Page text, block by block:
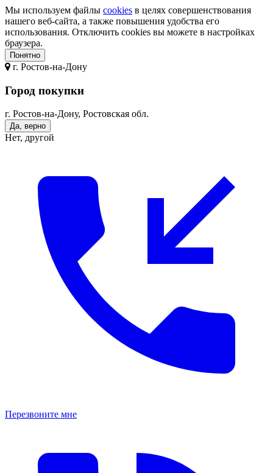
Мы используем файлы cookies в целях совершенствования
нашего веб-сайта, а также повышения удобства его
использования. Отключить cookies вы можете в настройках
браузера.
Понятно
г. Ростов-на-Дону
Город покупки
г. Ростов-на-Дону, Ростовская обл.
Да, верно
Нет, другой
Перезвоните мне